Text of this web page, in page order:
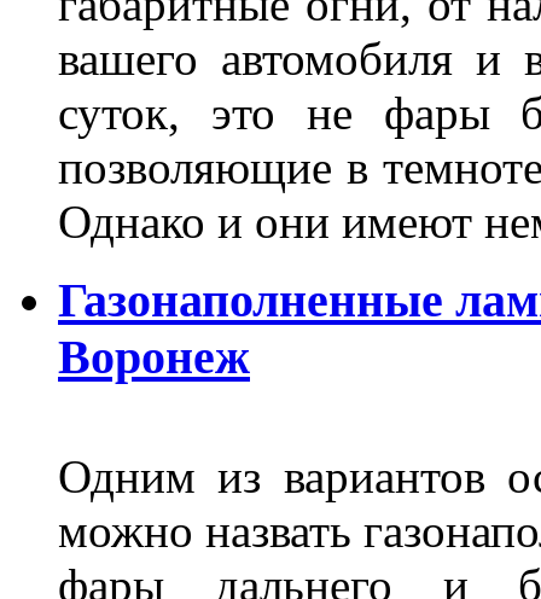
вашего автомобиля и
суток, это не фары
позволяющие в
Однако и они имеют
Газонаполненные
Воронеж
Одним из вариантов
можно назвать
фары дальнего и